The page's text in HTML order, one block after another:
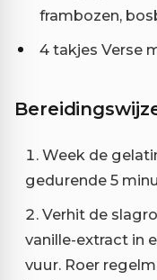
frambozen,
4 takjes Verse
Week de
gedurende 5
Verhit de
vanille-extract in
vuur. Roer